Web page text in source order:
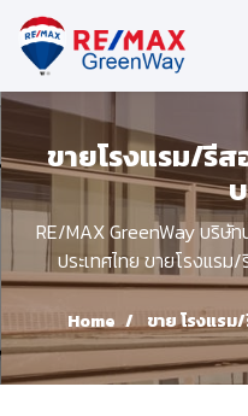
ขายโรงแรม/รี
RE/MAX GreenWay บริษั
ประเทศไทย ขายโรงแร
Home ขาย โรงแรม